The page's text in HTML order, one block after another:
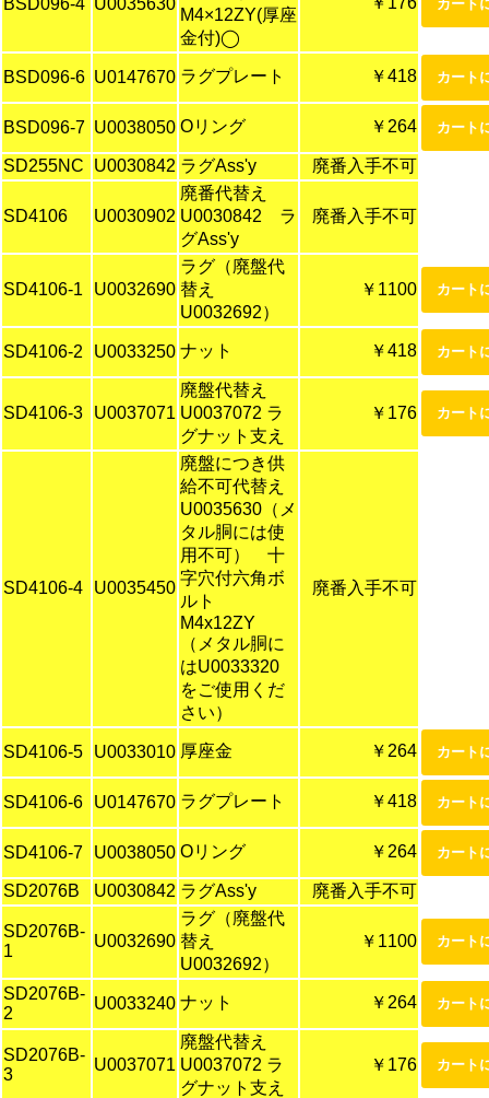
M4×12ZY(厚座
金付)◯
BSD096-6 U0147670 ラグプレート ￥418
BSD096-7 U0038050 Oリング ￥264
SD255NC U0030842 ラグAss'y 廃番入手不可
SD4106 U0030902
廃番代替え
U0030842 ラ
グAss'y
廃番入手不可
SD4106-1 U0032690
ラグ（廃盤代
替え
U0032692）
￥1100
SD4106-2 U0033250 ナット ￥418
SD4106-3 U0037071
廃盤代替え
U0037072 ラ
グナット支え
￥176
SD4106-4 U0035450
廃盤につき供
給不可代替え
U0035630（メ
タル胴には使
用不可） 十
字穴付六角ボ
ルト
M4x12ZY
（メタル胴に
はU0033320
をご使用くだ
さい）
廃番入手不可
SD4106-5 U0033010 厚座金 ￥264
SD4106-6 U0147670 ラグプレート ￥418
SD4106-7 U0038050 Oリング ￥264
SD2076B U0030842 ラグAss'y 廃番入手不可
SD2076B-
1
U0032690
ラグ（廃盤代
替え
U0032692）
￥1100
SD2076B-
2
U0033240 ナット ￥264
SD2076B-
3
U0037071
廃盤代替え
U0037072 ラ
グナット支え
￥176